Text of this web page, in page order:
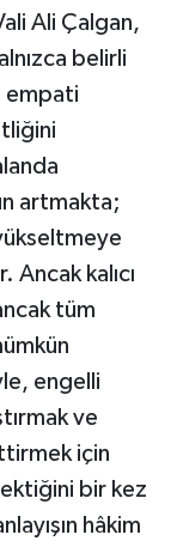
Ali Çalgan,
belirli
empati
artmakta;
Ancak kalıcı
tüm
engelli
ve
için
bir kez
hâkim